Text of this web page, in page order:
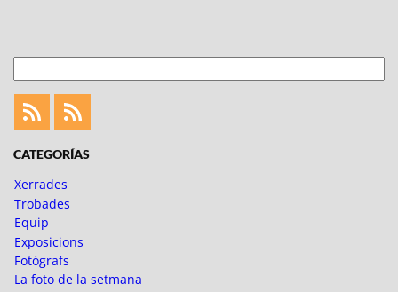
Feed
Feed
CATEGORÍAS
Xerrades
Trobades
Equip
Exposicions
Fotògrafs
La foto de la setmana